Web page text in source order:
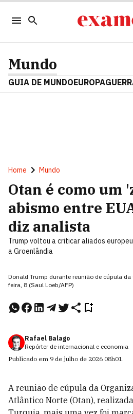
Mundo
GUIA DE MUNDOEUROPA
Home Mundo
Otan é como um
abismo entre
diz analista
Trump voltou a criticar aliados
a Groenlândia
Donald Trump durante reunião de cúpula
feira, 8 (Saul Loeb/AFP)
Rafael Balago
Repórter de internacional e economia
Publicado em 9 de julho de 2026 08h01.
A reunião de cúpula da
Atlântico Norte (Otan),